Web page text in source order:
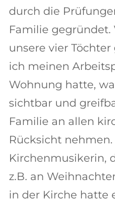
durch die
Familie gegründet.
unsere vier
ich meinen
Wohnung hatte,
sichtbar und
Familie an allen
Rücksicht
Kirchenmusikerin,
z.B. an
in der Kirche hatte